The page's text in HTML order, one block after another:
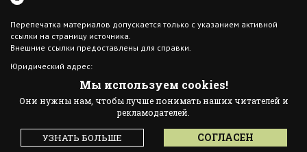
Перепечатка материалов допускается только с указанием активной
ссылки на страницу источника.
Внешние ссылки предоставлены для справки.
Юридический адрес:
Brooklyn NY 11204
© 2015 ForumDaily inc.
Designed By иskra*
Мы используем cookies!
Они нужны нам, чтобы лучше понимать наших читателей и
рекламодателей.
УЗНАТЬ БОЛЬШЕ СОГЛАСЕН